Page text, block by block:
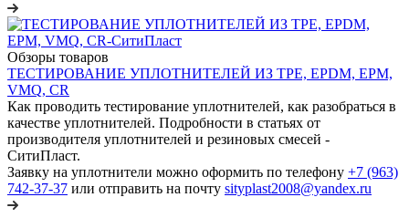
Обзоры товаров
ТЕСТИРОВАНИЕ УПЛОТНИТЕЛЕЙ ИЗ TPE, EPDM, EPM,
VMQ, CR
Как проводить тестирование уплотнителей, как разобраться в
качестве уплотнителей. Подробности в статьях от
производителя уплотнителей и резиновых смесей -
СитиПласт.
Заявку на уплотнители можно оформить по телефону +7 (963)
742-37-37 или отправить на почту sityplast2008@yandex.ru